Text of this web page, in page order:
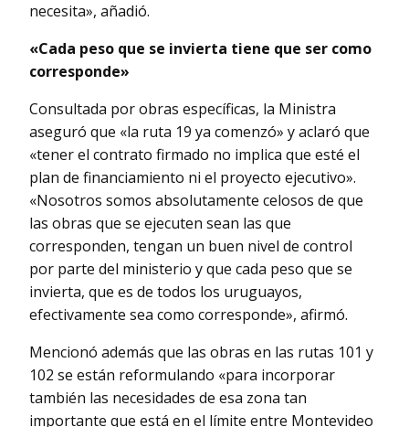
necesita», añadió.
«Cada peso que se invierta tiene que ser como
corresponde»
Consultada por obras específicas, la Ministra
aseguró que «la ruta 19 ya comenzó» y aclaró que
«tener el contrato firmado no implica que esté el
plan de financiamiento ni el proyecto ejecutivo».
«Nosotros somos absolutamente celosos de que
las obras que se ejecuten sean las que
corresponden, tengan un buen nivel de control
por parte del ministerio y que cada peso que se
invierta, que es de todos los uruguayos,
efectivamente sea como corresponde», afirmó.
Mencionó además que las obras en las rutas 101 y
102 se están reformulando «para incorporar
también las necesidades de esa zona tan
importante que está en el límite entre Montevideo